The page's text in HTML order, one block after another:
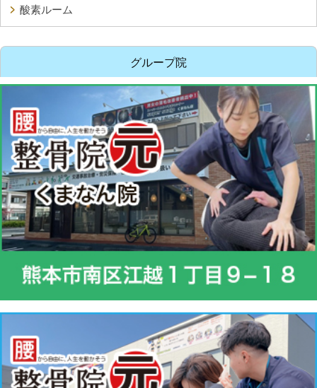
酸素ルーム
グループ院